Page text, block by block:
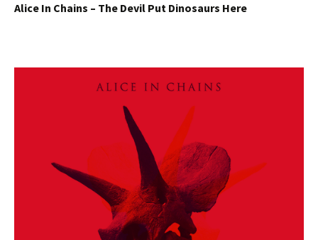
Alice In Chains – The Devil Put Dinosaurs Here